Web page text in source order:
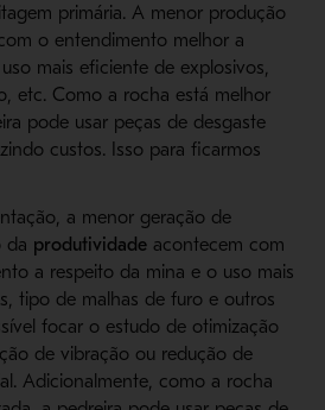
primária. A menor produção
o entendimento melhor a
mais eficiente de explosivos,
etc. Como a rocha está melhor
pode usar peças de desgaste
custos. Isso para ficarmos
a menor geração de
da produtividadeacontecem com
a respeito da mina e o uso mais
tipo de malhas de furo e outros
focar o estudo de otimização
de vibração ou redução de
Adicionalmente, como a rocha